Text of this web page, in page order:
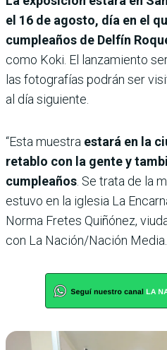
el 16 de agosto, día en el
cumpleaños de Delfín
como Koki. El lanzamiento
las fotografías podrán ser
al día siguiente.
“Esta muestra estará en la
retablo con la gente y
cumpleaños. Se trata de la
estuvo en la iglesia La
Norma Fretes Quiñónez,
con La Nación/Nación Media.